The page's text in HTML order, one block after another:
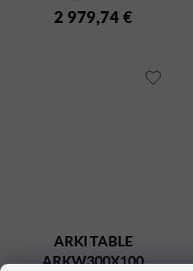
2 979,74 €
ARKI TABLE
ARKW300X100